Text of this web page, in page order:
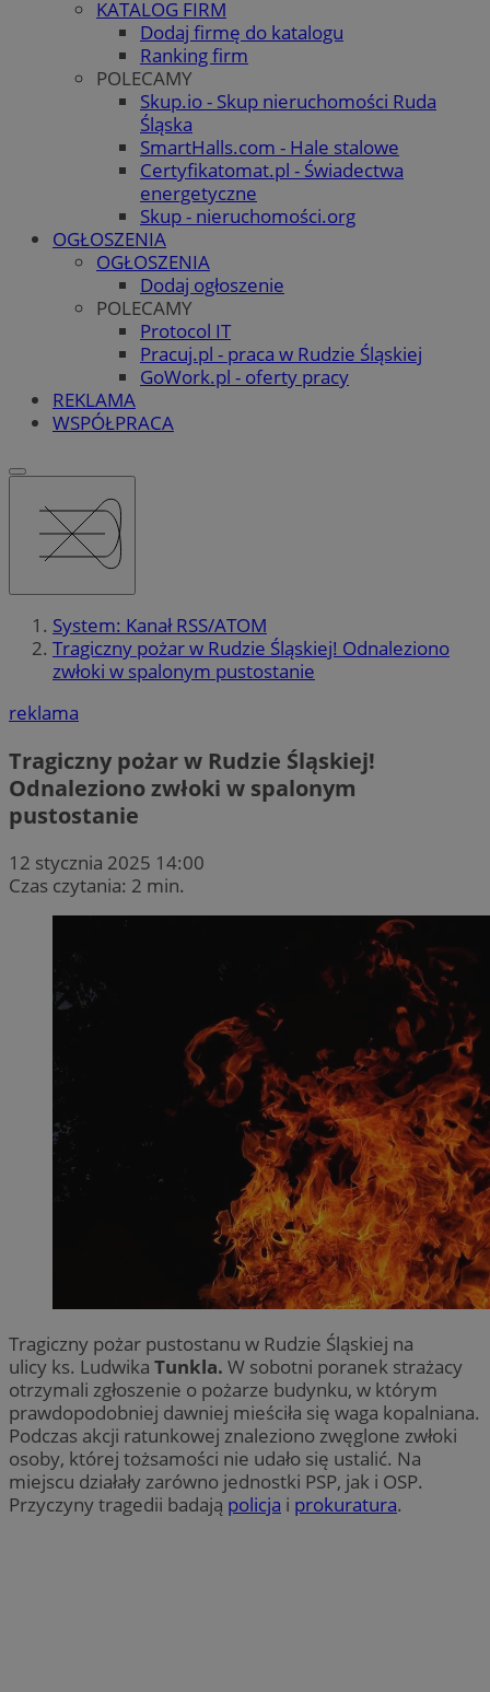
KATALOG FIRM
Dodaj firmę do katalogu
Ranking firm
POLECAMY
Skup.io - Skup nieruchomości Ruda
Śląska
SmartHalls.com - Hale stalowe
Certyfikatomat.pl - Świadectwa
energetyczne
Skup - nieruchomości.org
OGŁOSZENIA
OGŁOSZENIA
Dodaj ogłoszenie
POLECAMY
Protocol IT
Pracuj.pl - praca w Rudzie Śląskiej
GoWork.pl - oferty pracy
REKLAMA
WSPÓŁPRACA
System: Kanał RSS/ATOM
Tragiczny pożar w Rudzie Śląskiej! Odnaleziono
zwłoki w spalonym pustostanie
reklama
Tragiczny pożar w Rudzie Śląskiej!
Odnaleziono zwłoki w spalonym
pustostanie
12 stycznia 2025 14:00
Czas czytania: 2 min.
Tragiczny pożar pustostanu w Rudzie Śląskiej na
ulicy ks. Ludwika Tunkla. W sobotni poranek strażacy
otrzymali zgłoszenie o pożarze budynku, w którym
prawdopodobniej dawniej mieściła się waga kopalniana.
Podczas akcji ratunkowej znaleziono zwęglone zwłoki
osoby, której tożsamości nie udało się ustalić. Na
miejscu działały zarówno jednostki PSP, jak i OSP.
Przyczyny tragedii badają policja i prokuratura.